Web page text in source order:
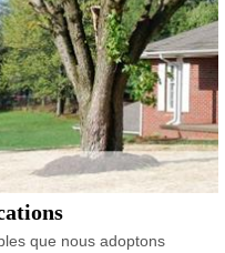
que nous adoptons